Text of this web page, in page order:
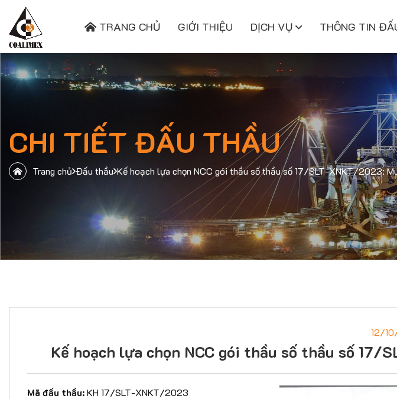
TRANG CHỦ GIỚI THIỆU DỊCH VỤ THÔNG TIN
CHI TIẾT ĐẤU THẦU
Trang chủ Đấu thầu Kế hoạch lựa chọn NCC gói thầu số thầu số 17/SLT-XNKT/2023:
12/
Kế hoạch lựa chọn NCC gói thầu số thầu số
Mã đấu thầu:KH 17/SLT-XNKT/2023